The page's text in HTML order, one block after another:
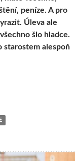
peníze. A pro
Úleva ale
šlo hladce.
starostem alespoň
bez starostí